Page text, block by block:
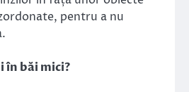
pentru a nu
în băi mici?